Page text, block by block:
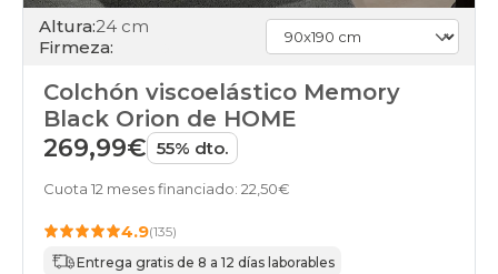
Altura:24 cm
Firmeza:
Colchón viscoelástico Memory
Black Orion de HOME
269,99€ 55% dto.
Cuota 12 meses financiado: 22,50€
4.9(135)
Entrega gratis de 8 a 12 días laborables